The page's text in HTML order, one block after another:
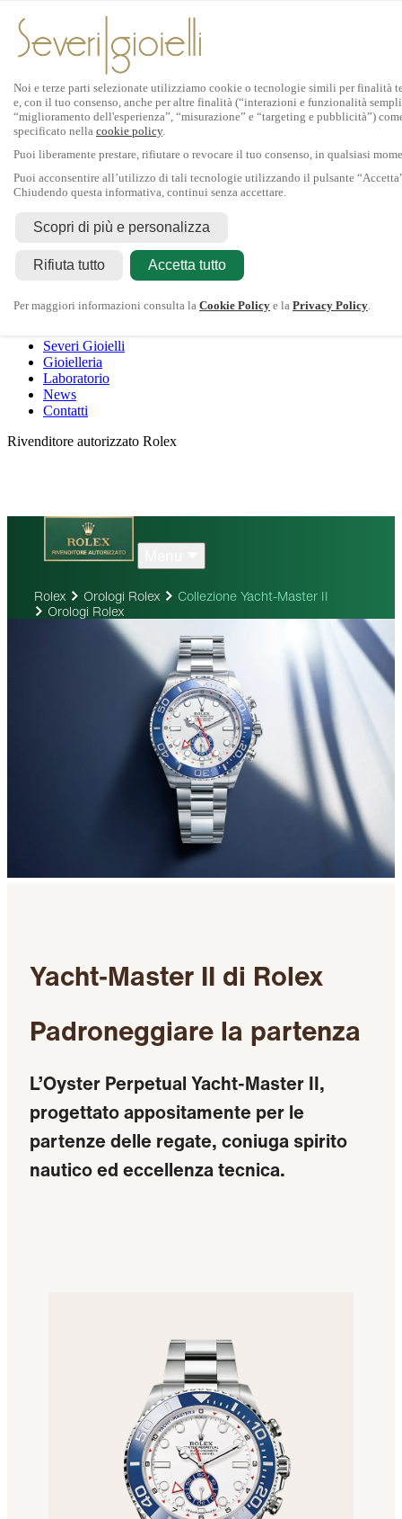
Rolex
Rolex Certified Pre-Owned
Tudor
La collezioneTudor shop
Dodo
Severi Gioielli
Gioielleria
Laboratorio
News
Contatti
Rivenditore autorizzato Rolex
Scopri Rolex
Orologi Rolex
Nuovi modelli 2026
Accessori Rolex
L'arte dell'orologeria
Manutenzione
Oyster Story
Contattaci
Rolex Orologi Rolex
Collezione Yacht-Master II
Orologi Rolex
Yacht‐Master II di Rolex
Padroneggiare la partenza
L’Oyster Perpetual Yacht-Master II,
progettato appositamente per le
partenze delle regate, coniuga spirito
nautico ed eccellenza tecnica.
Noi e terze parti selezionate utilizziamo cookie o tecnologie simili per finalità
e, con il tuo consenso, anche per altre finalità (“interazioni e funzionalità
“miglioramento dell'esperienza”, “misurazione” e “targeting e pubblicità”)
specificato nella cookie policy.
Puoi liberamente prestare, rifiutare o revocare il tuo consenso, in qualsiasi
Puoi acconsentire all’utilizzo di tali tecnologie utilizzando il pulsante
Chiudendo questa informativa, continui senza accettare.
Scopri di più e personalizza
Rifiuta tutto Accetta tutto
Per maggiori informazioni consulta la Cookie Policy e la Privacy Policy.